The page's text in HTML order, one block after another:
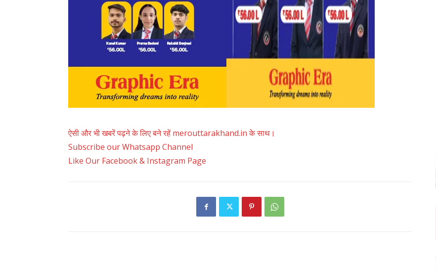
ऐसी और भी खबरें पढ़ने के लिए बने रहें merouttarakhand.in के साथ।
Subscribe our Whatsapp Channel
Like Our Facebook & Instagram Page